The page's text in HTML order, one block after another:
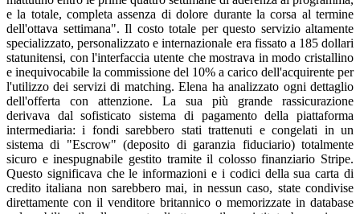
e la totale, completa assenza di dolore durante la corsa al termine
dell'ottava settimana". Il costo totale per questo servizio altamente
specializzato, personalizzato e internazionale era fissato a 185 dollari
statunitensi, con l'interfaccia utente che mostrava in modo cristallino
e inequivocabile la commissione del 10% a carico dell'acquirente per
l'utilizzo dei servizi di matching. Elena ha analizzato ogni dettaglio
dell'offerta con attenzione. La sua più grande rassicurazione
derivava dal sofisticato sistema di pagamento della piattaforma
intermediaria: i fondi sarebbero stati trattenuti e congelati in un
sistema di "Escrow" (deposito di garanzia fiduciario) totalmente
sicuro e inespugnabile gestito tramite il colosso finanziario Stripe.
Questo significava che le informazioni e i codici della sua carta di
credito italiana non sarebbero mai, in nessun caso, state condivise
direttamente con il venditore britannico o memorizzate in database